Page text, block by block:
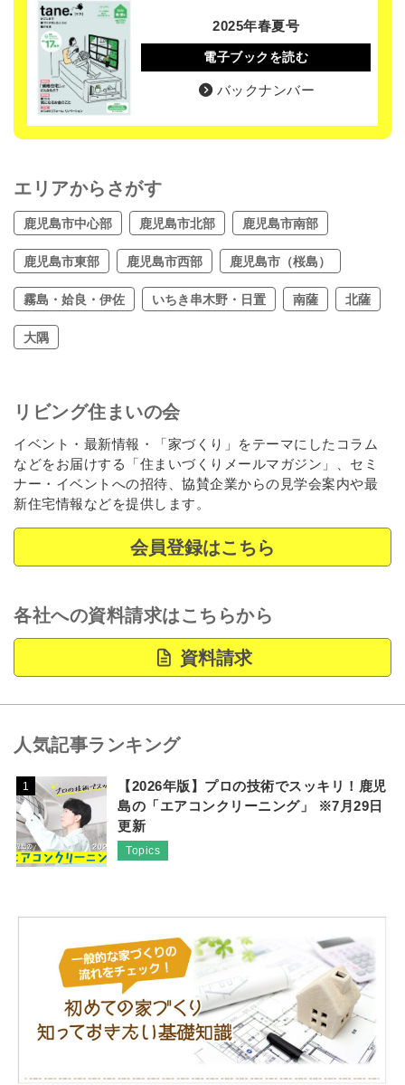
2025年春夏号
電子ブックを読む
バックナンバー
エリアからさがす
鹿児島市中心部 鹿児島市北部 鹿児島市南部
鹿児島市東部 鹿児島市西部 鹿児島市（桜島）
霧島・姶良・伊佐 いちき串木野・日置 南薩 北薩
大隅
リビング住まいの会
イベント・最新情報・「家づくり」をテーマにしたコラム
などをお届けする「住まいづくりメールマガジン」、セミ
ナー・イベントへの招待、協賛企業からの見学会案内や最
新住宅情報などを提供します。
会員登録はこちら
各社への資料請求はこちらから
資料請求
人気記事ランキング
1
【2026年版】プロの技術でスッキリ！鹿児
島の「エアコンクリーニング」 ※7月29日
更新
Topics